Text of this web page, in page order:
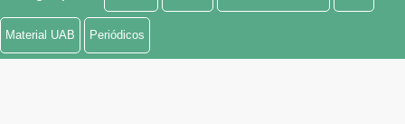
Ministério de Minas e Energia
Material UAB Periódicos